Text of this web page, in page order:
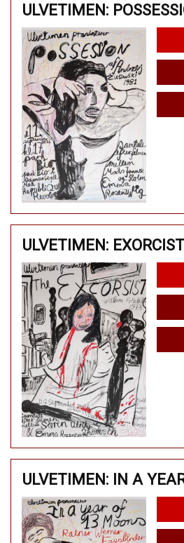
ULVETIMEN:
ULVETIMEN:
ULVETIMEN: IN A